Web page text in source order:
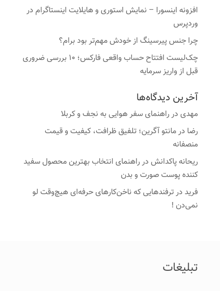
افزونه اینسورا – نمایش استوری و هایلایت اینستاگرام در
وردپرس
چرا جنس پیرسینگ از خودش مهم‌تر بود برام؟
چک‌لیست افتتاح حساب واقعی فارکس؛ ۱۰ بررسی ضروری
قبل از واریز سرمایه
آخرین دیدگاه‌ها
مهدیدرراهنمای سفر هوایی به نجف و کربلا
رضا درمانتو آگرین؛ تلفیق ظرافت، کیفیت و قیمت
منصفانه
ریحانه پاکدانشدرراهنمای انتخاب بهترین محصول سفید
کننده پوست صورت و بدن
فریددرترفندهایی که ناخن‌کارهای حرفه‌ای هیچ‌وقت لو
نمی‌دن !
تبلیغات